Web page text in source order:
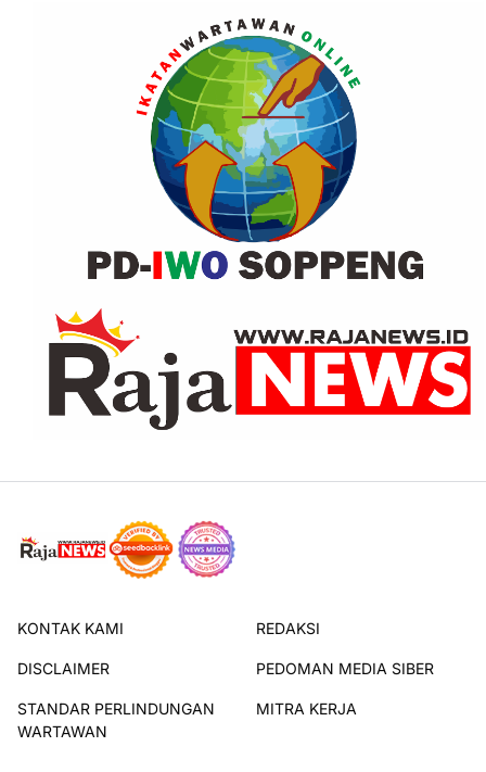
KONTAK KAMI REDAKSI
DISCLAIMER PEDOMAN MEDIA SIBER
STANDAR PERLINDUNGAN
WARTAWAN
MITRA KERJA